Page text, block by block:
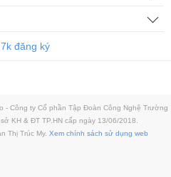
đăng ký
- Công ty Cổ phần Tập Đoàn Công Nghệ Trường
KH & ĐT TP.HN cấp ngày 13/06/2018.
Thị Trúc My. Xem chính sách sử dụng web